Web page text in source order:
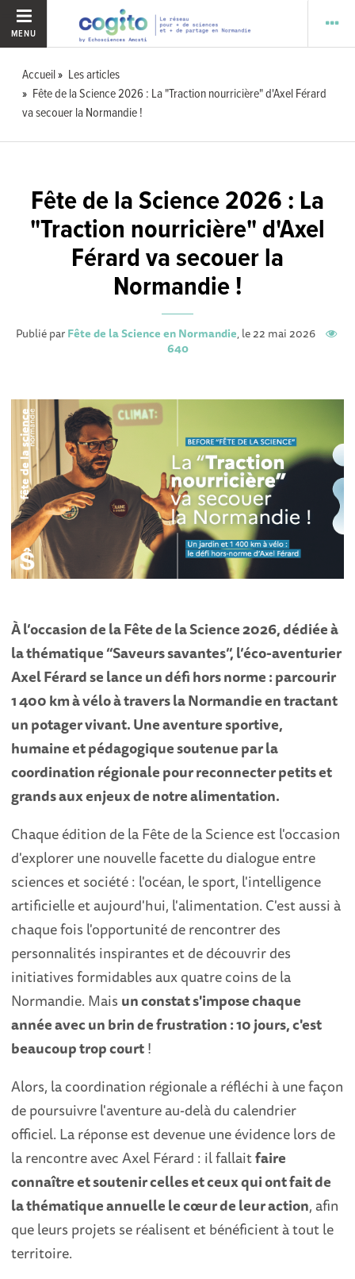
MENU
Accueil
Les articles
Fête de la Science 2026 : La "Traction nourricière" d'Axel Férard
va secouer la Normandie !
Fête de la Science 2026 : La
"Traction nourricière" d'Axel
Férard va secouer la
Normandie !
Publié parFête de la Science en Normandie, le 22 mai 2026
640
À l’occasion de la Fête de la Science 2026, dédiée à
la thématique “Saveurs savantes”, l’éco-aventurier
Axel Férard se lance un défi hors norme : parcourir
1 400 km à vélo à travers la Normandie en tractant
un potager vivant. Une aventure sportive,
humaine et pédagogique soutenue par la
coordination régionale pour reconnecter petits et
grands aux enjeux de notre alimentation.
Chaque édition de la Fête de la Science est l'occasion
d'explorer une nouvelle facette du dialogue entre
sciences et société : l'océan, le sport, l'intelligence
artificielle et aujourd'hui, l'alimentation. C'est aussi à
chaque fois l'opportunité de rencontrer des
personnalités inspirantes et de découvrir des
initiatives formidables aux quatre coins de la
Normandie. Mais un constat s'impose chaque
année avec un brin de frustration : 10 jours, c'est
beaucoup trop court!
Alors, la coordination régionale a réfléchi à une façon
de poursuivre l'aventure au-delà du calendrier
officiel. La réponse est devenue une évidence lors de
la rencontre avec Axel Férard : il fallaitfaire
connaître et soutenir celles et ceux qui ont fait de
la thématique annuelle le cœur de leur action, afin
que leurs projets se réalisent et bénéficient à tout le
territoire.